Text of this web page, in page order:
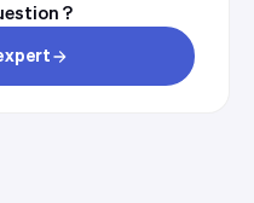
?